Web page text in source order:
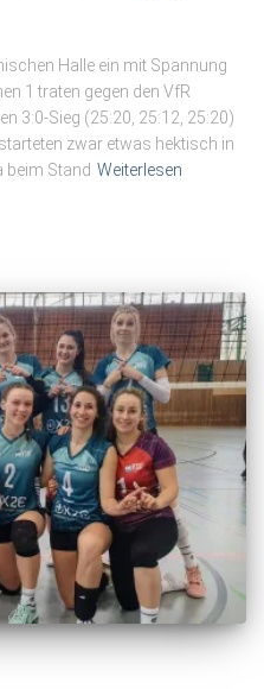
Halle ein mit Spannung
1 traten gegen den VfR
3:0-Sieg (25:20, 25:12, 25:20)
zwar etwas hektisch in
beim Stand Weiterlesen